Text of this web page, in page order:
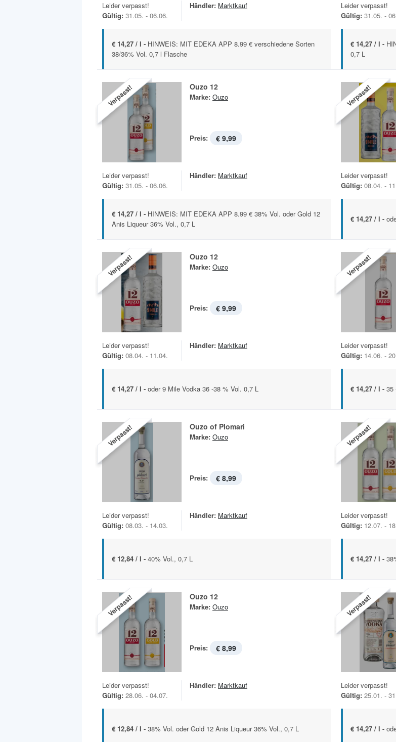
Leider verpasst!
Gültig: 31.05. - 06.06.
Händler: Marktkauf
€ 14,27 / l - HINWEIS: MIT EDEKA APP 8.99 € verschiedene Sorten
38/36% Vol. 0,7 l Flasche
Leider verpasst!
Gültig: 31.05. -
€ 14,27 / l -
0,7 L
Verpasst! Ouzo 12
Marke: Ouzo
Preis: € 9,99
Leider verpasst!
Gültig: 31.05. - 06.06.
Händler: Marktkauf
€ 14,27 / l - HINWEIS: MIT EDEKA APP 8.99 € 38% Vol. oder Gold 12
Anis Liqueur 36% Vol., 0,7 L
Verpasst!
Leider verpasst!
Gültig: 08.04. -
€ 14,27 / l -
Verpasst! Ouzo 12
Marke: Ouzo
Preis: € 9,99
Leider verpasst!
Gültig: 08.04. - 11.04.
Händler: Marktkauf
€ 14,27 / l - oder 9 Mile Vodka 36 -38 % Vol. 0,7 L
Verpasst!
Leider verpasst!
Gültig: 14.06. -
€ 14,27 / l - 35
Verpasst! Ouzo of Plomari
Marke: Ouzo
Preis: € 8,99
Leider verpasst!
Gültig: 08.03. - 14.03.
Händler: Marktkauf
€ 12,84 / l - 40% Vol., 0,7 L
Verpasst!
Leider verpasst!
Gültig: 12.07. -
€ 14,27 / l -
Verpasst! Ouzo 12
Marke: Ouzo
Preis: € 8,99
Leider verpasst!
Gültig: 28.06. - 04.07.
Händler: Marktkauf
€ 12,84 / l - 38% Vol. oder Gold 12 Anis Liqueur 36% Vol., 0,7 L
Verpasst!
Leider verpasst!
Gültig: 25.01. -
€ 14,27 / l -